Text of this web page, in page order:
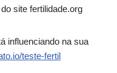
site fertilidade.org
influenciando na sua
teste-fertil